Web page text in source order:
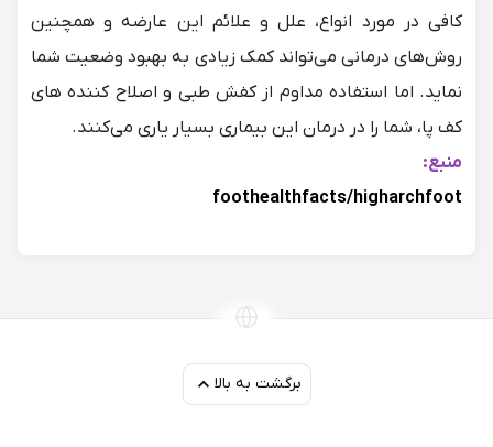
کافی در مورد انواع، علل و علائم این عارضه و همچنین
روش‌های درمانی می‌تواند کمک زیادی به بهبود وضعیت شما
نماید. اما استفاده مداوم از کفش طبی و اصلاح کننده های
کف پا، شما را در درمان این بیماری بسیار یاری می‌کنند.
منبع:
foothealthfacts/higharchfoot
برگشت به بالا